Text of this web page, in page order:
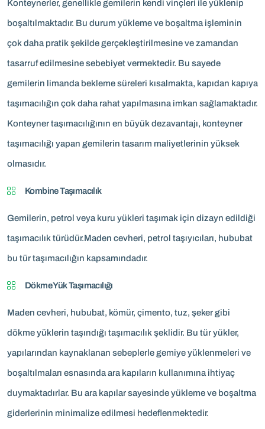
Konteynerler, genellikle gemilerin kendi vinçleri ile yüklenip
boşaltılmaktadır. Bu durum yükleme ve boşaltma işleminin
çok daha pratik şekilde gerçekleştirilmesine ve zamandan
tasarruf edilmesine sebebiyet vermektedir. Bu sayede
gemilerin limanda bekleme süreleri kısalmakta, kapıdan kapıya
taşımacılığın çok daha rahat yapılmasına imkan sağlamaktadır.
Konteyner taşımacılığının en büyük dezavantajı, konteyner
taşımacılığı yapan gemilerin tasarım maliyetlerinin yüksek
olmasıdır.
Kombine Taşımacılık
Gemilerin, petrol veya kuru yükleri taşımak için dizayn edildiği
taşımacılık türüdür.Maden cevheri, petrol taşıyıcıları, hububat
bu tür taşımacılığın kapsamındadır.
Dökme Yük Taşımacılığı
Maden cevheri, hububat, kömür, çimento, tuz, şeker gibi
dökme yüklerin taşındığı taşımacılık şeklidir. Bu tür yükler,
yapılarından kaynaklanan sebeplerle gemiye yüklenmeleri ve
boşaltılmaları esnasında ara kapıların kullanımına ihtiyaç
duymaktadırlar. Bu ara kapılar sayesinde yükleme ve boşaltma
giderlerinin minimalize edilmesi hedeflenmektedir.